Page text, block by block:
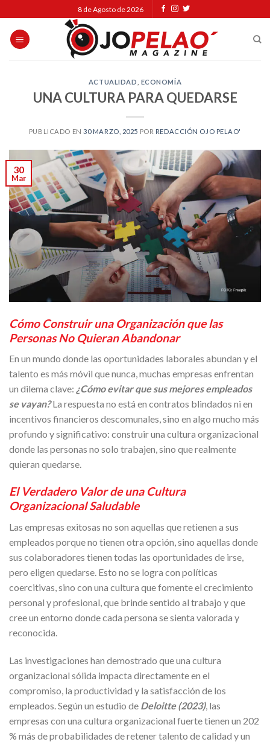
to
content
8 de Agosto de 2026
ACTUALIDAD ECONOMÍA
UNA CULTURA PARA QUEDARSE
PUBLICADO EN30 MARZO, 2025 POR REDACCIÓN OJO PELAO'
30
Mar
Cómo Construir una Organización que las
Personas No Quieran Abandonar
En un mundo donde las oportunidades laborales abundan y el
talento es más móvil que nunca, muchas empresas enfrentan
un dilema clave: ¿Cómo evitar que sus mejores empleados
se vayan?La respuesta no está en contratos blindados ni en
incentivos financieros descomunales, sino en algo mucho más
profundo y significativo: construir una cultura organizacional
donde las personas no solo trabajen, sino que realmente
quieran quedarse.
El Verdadero Valor de una Cultura
Organizacional Saludable
Las empresas exitosas no son aquellas que retienen a sus
empleados porque no tienen otra opción, sino aquellas donde
sus colaboradores tienen todas las oportunidades de irse,
pero eligen quedarse. Esto no se logra con políticas
coercitivas, sino con una cultura que fomente el crecimiento
personal y profesional, que brinde sentido al trabajo y que
cree un entorno donde cada persona se sienta valorada y
reconocida.
Las investigaciones han demostrado que una cultura
organizacional sólida impacta directamente en el
compromiso, la productividad y la satisfacción de los
empleados. Según un estudio de Deloitte (2023), las
empresas con una cultura organizacional fuerte tienen un 202
% más de probabilidades de retener talento de calidad y un